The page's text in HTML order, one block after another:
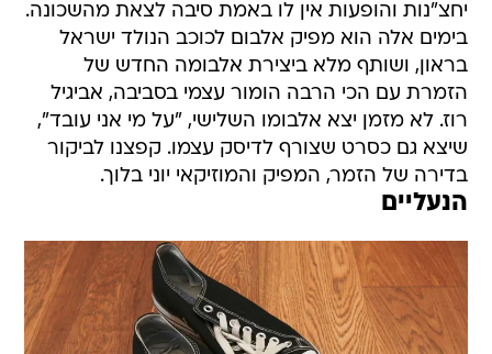
יחצ"נות והופעות אין לו באמת סיבה לצאת מהשכונה.
בימים אלה הוא מפיק אלבום לכוכב הנולד ישראל
בראון, ושותף מלא ביצירת אלבומה החדש של
הזמרת עם הכי הרבה הומור עצמי בסביבה, אביגיל
רוז. לא מזמן יצא אלבומו השלישי, "על מי אני עובד",
שיצא גם כסרט שצורף לדיסק עצמו. קפצנו לביקור
בדירה של הזמר, המפיק והמוזיקאי יוני בלוך.
הנעליים